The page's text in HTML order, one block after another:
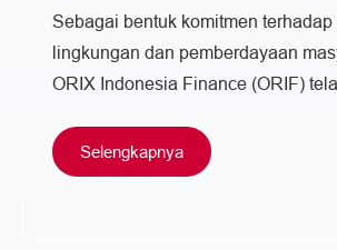
Sebagai bentuk komitmen terhadap
lingkungan dan pemberdayaan
ORIX Indonesia Finance (ORIF)
di pesisir Pantai…
Selengkapnya